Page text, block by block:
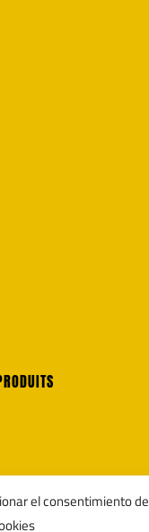
el consentimiento de